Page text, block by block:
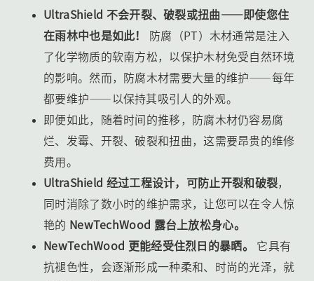
UltraShield 不会开裂、破裂或扭曲——即使您住
在雨林中也是如此！
防腐（PT）木材通常是注入
了化学物质的软南方松，以保护木材免受自然环境
的影响。然而，防腐木材需要大量的维护——每年
都要维护——以保持其吸引人的外观。
即便如此，随着时间的推移，防腐木材仍容易腐
烂、发霉、开裂、破裂和扭曲，这需要昂贵的维修
费用。
UltraShield 经过工程设计，可防止开裂和破裂，
同时消除了数小时的维护需求，让您可以在令人惊
艳的 NewTechWood 露台上放松身心。
NewTechWood 更能经受住烈日的暴晒。
它具有
抗褪色性，会逐渐形成一种柔和、时尚的光泽，就